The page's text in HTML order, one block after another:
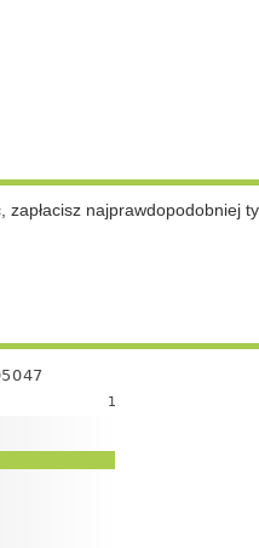
zapłacisz najprawdopodobniej